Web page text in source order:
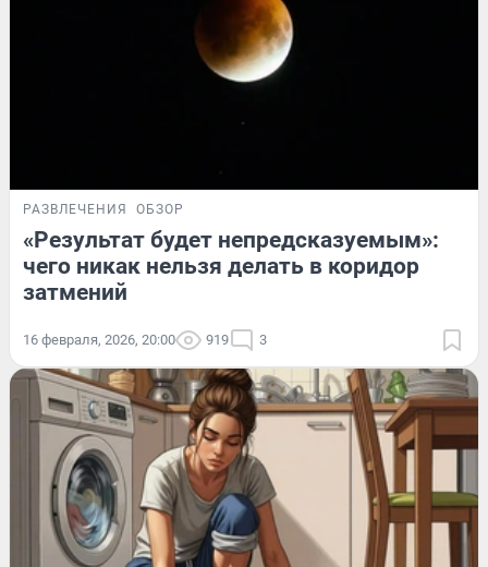
РАЗВЛЕЧЕНИЯ ОБЗОР
«Результат будет непредсказуемым»:
чего никак нельзя делать в коридор
затмений
16 февраля, 2026, 20:00 919 3